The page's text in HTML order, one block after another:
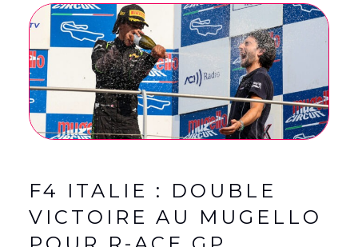
English(Anglais) Français
F4 ITALIE : DOUBLE
VICTOIRE AU MUGELLO